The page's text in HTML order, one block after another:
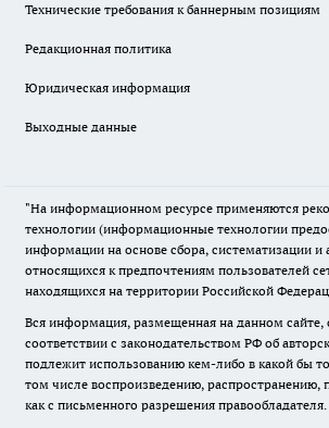
Технические требования к баннерным позициям
Редакционная политика
Юридическая информация
Выходные данные
"На информационном ресурсе применяются
технологии (информационные технологии
информации на основе сбора, систематизации и
относящихся к предпочтениям пользователей
находящихся на территории Российской
Вся информация, размещенная на данном сайте,
соответствии с законодательством РФ об
подлежит использованию кем-либо в какой бы
том числе воспроизведению, распространению,
как с письменного разрешения правообладателя.